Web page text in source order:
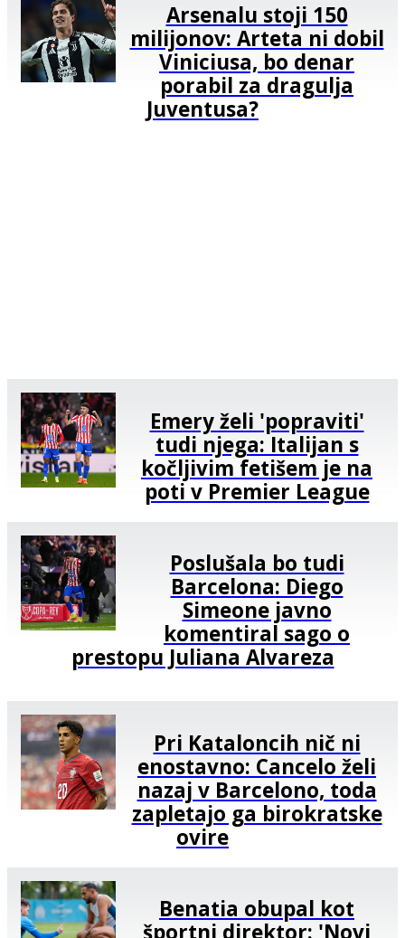
Arsenalu stoji 150
milijonov: Arteta ni dobil
Viniciusa, bo denar
porabil za dragulja
Juventusa?
Emery želi 'popraviti'
tudi njega: Italijan s
kočljivim fetišem je na
poti v Premier League
Poslušala bo tudi
Barcelona: Diego
Simeone javno
komentiral sago o
prestopu Juliana Alvareza
Pri Kataloncih nič ni
enostavno: Cancelo želi
nazaj v Barcelono, toda
zapletajo ga birokratske
ovire
Benatia obupal kot